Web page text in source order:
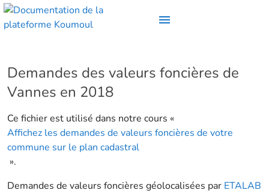
Demandes des valeurs foncières de
Vannes en 2018
Ce fichier est utilisé dans notre cours «
Affichez les demandes de valeurs foncières de votre
commune sur le plan cadastral
».
Demandes de valeurs foncières géolocalisées par ETALAB